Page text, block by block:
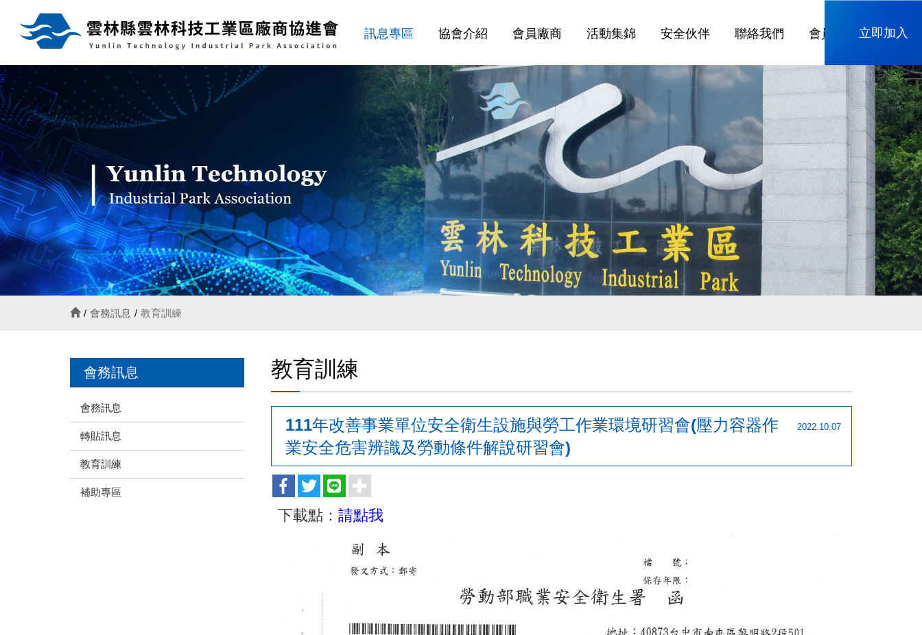
訊息專區 協會介紹 會員廠商 活動集錦 安全伙伴 聯絡我們 會員專區 立即加入
會務訊息 教育訓練
會務訊息
會務訊息
轉貼訊息
教育訓練
補助專區
教育訓練
2022.10.07
111年改善事業單位安全衛生設施與勞工作業環境研習會(壓力容器作
業安全危害辨識及勞動條件解說研習會)
下載點： 請點我